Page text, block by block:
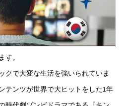
。
クで大変な生活を強いられていま
テンツが世界で大ヒットをした1年